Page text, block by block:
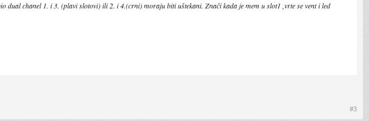
chanel 1. i 3. (plavi slotovi) ili 2. i 4.(crni) moraju biti uštekani. Znači kada je mem u slot1 ,vrte se vent i led
#3